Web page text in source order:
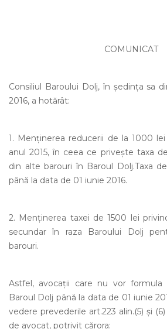
COMUNICAT
Consiliul Baroului Dolj, în ședința sa
2016, a hotărât:
1. Menţinerea reducerii de la 1000
anul 2015, în ceea ce priveşte taxa
din alte barouri în Baroul Dolj.Taxa
până la data de 01 iunie 2016.
2. Menţinerea taxei de 1500 lei
secundar în raza Baroului Dolj
barouri.
Astfel, avocaţii care nu vor
Baroul Dolj până la data de 01 iunie
vedere prevederile art.223 alin.(5) şi
de avocat, potrivit cărora: